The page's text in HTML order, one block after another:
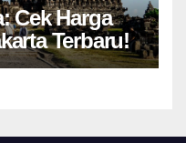
Cek Harga
Terbaru!